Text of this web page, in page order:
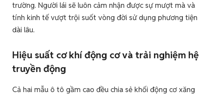
trường. Người lái sẽ luôn cảm nhận được sự mượt mà và
tính kinh tế vượt trội suốt vòng đời sử dụng phương tiện
dài lâu.
Hiệu suất cơ khí động cơ và trải nghiệm hệ
truyền động
Cả hai mẫu ô tô gầm cao đều chia sẻ khối động cơ xăng